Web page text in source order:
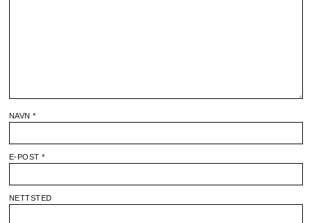
NAVN*
E-POST*
NETTSTED